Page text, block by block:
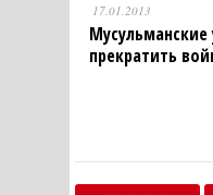
17.01.2013
прекратить